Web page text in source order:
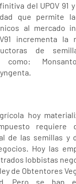
del UPOV 91
que permite
al mercado
incrementa la
de
como:
hoy
requiere
de las semillas y
Hoy las
lobbistas
de Obtentores
Pero se han